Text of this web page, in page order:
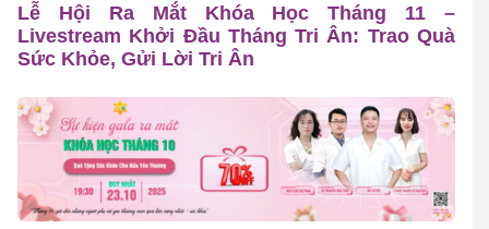
Lễ Hội Ra Mắt Khóa Học Tháng 11 –
Livestream Khởi Đầu Tháng Tri Ân: Trao Quà
Sức Khỏe, Gửi Lời Tri Ân